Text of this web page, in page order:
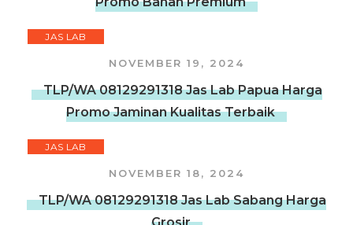
JAS LAB
NOVEMBER 19, 2024
TLP/WA 08129291318 Jas Lab Papua Harga
Promo Jaminan Kualitas Terbaik
JAS LAB
NOVEMBER 18, 2024
TLP/WA 08129291318 Jas Lab Sabang Harga